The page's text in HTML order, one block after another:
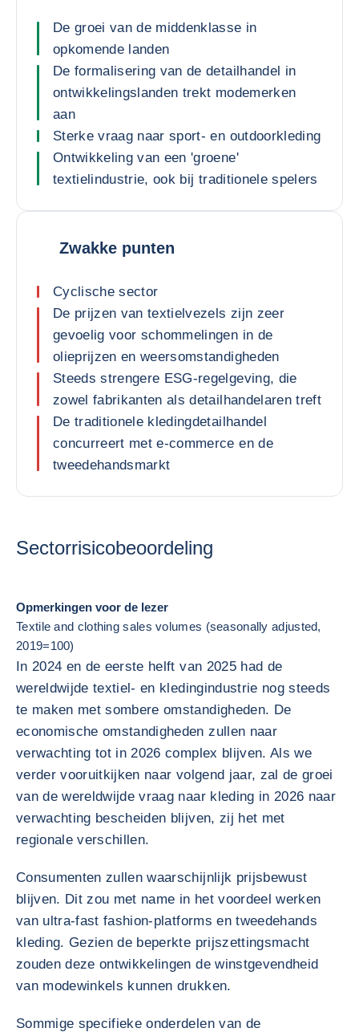
De groei van de middenklasse in
opkomende landen
De formalisering van de detailhandel in
ontwikkelingslanden trekt modemerken
aan
Sterke vraag naar sport- en outdoorkleding
Ontwikkeling van een 'groene'
textielindustrie, ook bij traditionele spelers
Zwakke punten
Cyclische sector
De prijzen van textielvezels zijn zeer
gevoelig voor schommelingen in de
olieprijzen en weersomstandigheden
Steeds strengere ESG-regelgeving, die
zowel fabrikanten als detailhandelaren treft
De traditionele kledingdetailhandel
concurreert met e-commerce en de
tweedehandsmarkt
Sectorrisicobeoordeling
Opmerkingen voor de lezer
Textile and clothing sales volumes (seasonally adjusted,
2019=100)
In 2024 en de eerste helft van 2025 had de
wereldwijde textiel- en kledingindustrie nog steeds
te maken met sombere omstandigheden. De
economische omstandigheden zullen naar
verwachting tot in 2026 complex blijven. Als we
verder vooruitkijken naar volgend jaar, zal de groei
van de wereldwijde vraag naar kleding in 2026 naar
verwachting bescheiden blijven, zij het met
regionale verschillen.
Consumenten zullen waarschijnlijk prijsbewust
blijven. Dit zou met name in het voordeel werken
van ultra-fast fashion-platforms en tweedehands
kleding. Gezien de beperkte prijszettingsmacht
zouden deze ontwikkelingen de winstgevendheid
van modewinkels kunnen drukken.
Sommige specifieke onderdelen van de